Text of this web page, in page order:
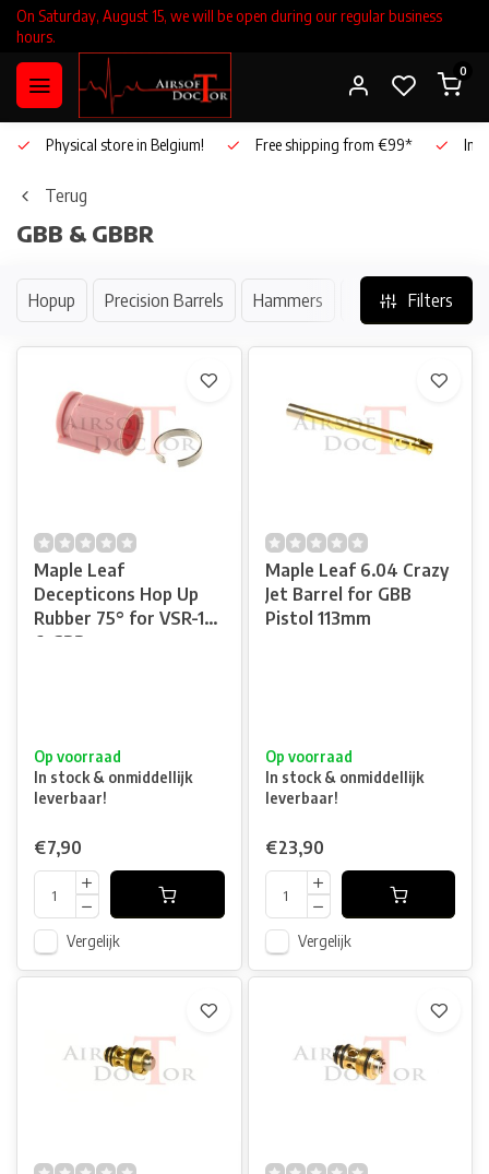
On Saturday, August 15, we will be open during our regular business
hours.
0
Physical store in Belgium! Free shipping from €99*
Terug
GBB & GBBR
Hopup Precision Barrels Hammers Springs &Filters
Maple Leaf
Decepticons Hop Up
Rubber 75° for VSR-10
& GBB
Op voorraad
In stock & onmiddellijk
leverbaar!
€7,90
Vergelijk
Maple Leaf 6.04 Crazy
Jet Barrel for GBB
Pistol 113mm
Op voorraad
In stock & onmiddellijk
leverbaar!
€23,90
Vergelijk